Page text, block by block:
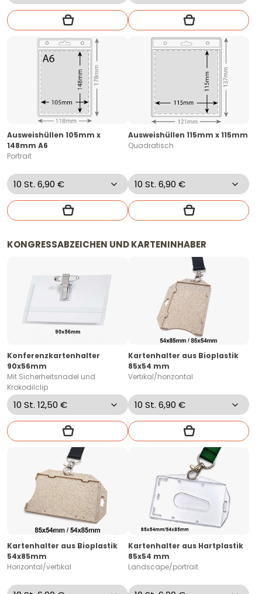
Ausweishüllen 105mm x
148mm A6
Portrait
Ausweishüllen 115mm x 115mm
Quadratisch
KONGRESSABZEICHEN UND KARTENINHABER
Konferenzkartenhalter
90x56mm
Mit Sicherheitsnadel und
Krokodilclip
Kartenhalter aus Bioplastik
85x54 mm
Vertikal/horizontal
Kartenhalter aus Bioplastik
54x85mm
Horizontal/vertikal
Kartenhalter aus Hartplastik
85x54 mm
Landscape/portrait